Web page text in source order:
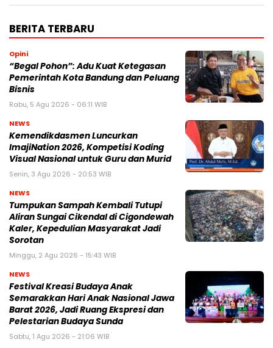
BERITA TERBARU
Opini
“Begal Pohon”: Adu Kuat Ketegasan
Pemerintah Kota Bandung dan Peluang
Bisnis
Rabu, 5 Agu 2026 - 06:11 WIB
NEWS
Kemendikdasmen Luncurkan
ImajiNation 2026, Kompetisi Koding
Visual Nasional untuk Guru dan Murid
Senin, 3 Agu 2026 - 20:53 WIB
NEWS
Tumpukan Sampah Kembali Tutupi
Aliran Sungai Cikendal di Cigondewah
Kaler, Kepedulian Masyarakat Jadi
Sorotan
Minggu, 2 Agu 2026 - 15:43 WIB
NEWS
Festival Kreasi Budaya Anak
Semarakkan Hari Anak Nasional Jawa
Barat 2026, Jadi Ruang Ekspresi dan
Pelestarian Budaya Sunda
Sabtu, 1 Agu 2026 - 21:06 WIB